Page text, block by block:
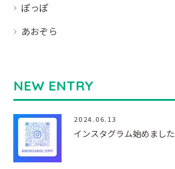
ぽっぽ
あおぞら
NEW ENTRY
2024.06.13
インスタグラム始めました